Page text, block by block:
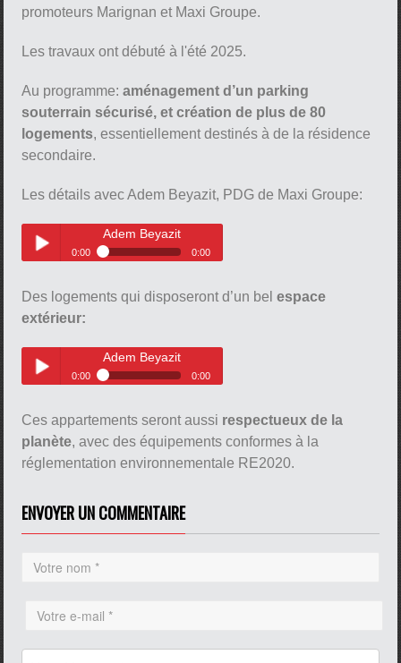
promoteurs Marignan et Maxi Groupe.
Les travaux ont débuté à l'été 2025.
Au programme:aménagement d’un parking
souterrain sécurisé, et création de plus de 80
logements, essentiellement destinés à de la résidence
secondaire.
Les détails avec Adem Beyazit, PDG de Maxi Groupe:
Play /
pause
Adem Beyazit
0:00 0:00
Des logements qui disposeront d’un belespace
extérieur:
Play /
Adem Beyazit
0:00 0:00
Ces appartements seront aussi respectueux de la
planète, avec des équipements conformes à la
réglementation environnementale RE2020.
ENVOYER UN COMMENTAIRE